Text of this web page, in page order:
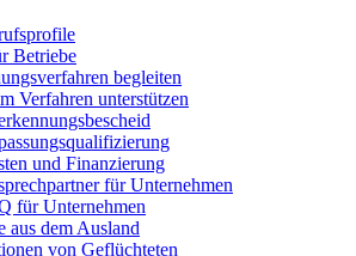
Betriebe
begleiten
Verfahren unterstützen
und Finanzierung
für Unternehmen
für Unternehmen
aus dem Ausland
von Geflüchteten